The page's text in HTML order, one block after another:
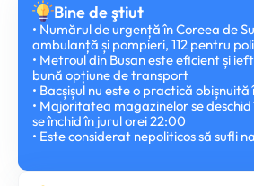
Bine de ştiut
• Numărul de urgență în Coreea de
ambulanță și pompieri, 112 pentru
• Metroul din Busan este eficient și
bună opțiune de transport
• Bacșișul nu este o practică obișnuită
• Majoritatea magazinelor se
se închid în jurul orei 22:00
• Este considerat nepoliticos să sufli